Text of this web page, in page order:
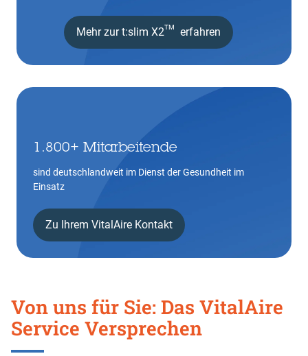
Mehr zur t:slim X2TM erfahren
1.800+ Mitarbeitende
sind deutschlandweit im Dienst der Gesundheit im
Einsatz
Zu Ihrem VitalAire Kontakt
Von uns für Sie: Das VitalAire
Service Versprechen